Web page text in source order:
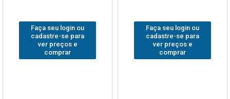
Faça seu login ou
cadastre-se para
ver preços e
comprar
Faça seu login ou
cadastre-se para
ver preços e
comprar